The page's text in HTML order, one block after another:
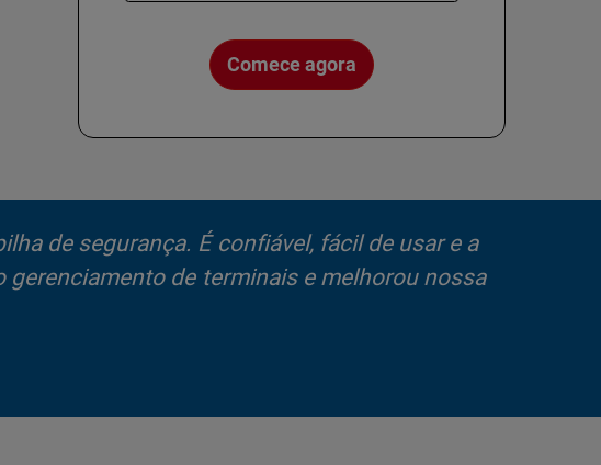
Comece agora
de segurança. É confiável, fácil de usar e a
de terminais e melhorou nossa